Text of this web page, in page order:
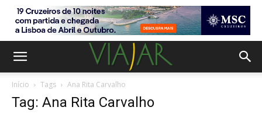
Início Tags Ana Rita Carvalho
Tag: Ana Rita Carvalho